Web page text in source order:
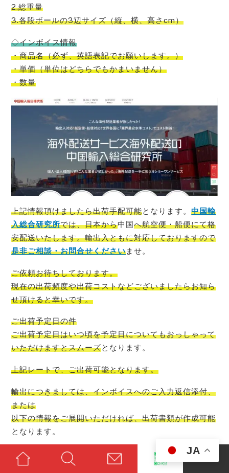
2.総重量
3.各段ボールの3辺サイズ（縦、横、高さcm）
◇インボイス情報
・商品名（必ず、英語表記でお願いします。）
・単価（単位はどちらでもかまいません）
・数量
上記情報頂けましたら出荷手配可能となります。中国輸
入総合研究所では、日本から中国へ航空便・船便にて格
安配送いたします。輸出入ともに対応しておりますので
是非ご相談・お問合せくださいませ。
ご依頼お待ちしております。
現在の出荷頻度や出荷コストなどございましたらお知ら
せ頂けると幸いです。
ご出荷予定日の件
ご出荷予定日はいつ頃を予定日についてもおっしゃって
いただけますとスムーズとなります。
上記レートで、ご出荷可能となります。
輸出につきましては、インボイスへのご入力返信添付、
または
以下の情報をご展開いただければ、出荷書類が作成可能
となります。
◇集荷先情報（From情報）
1.会社名（または名前）
JA